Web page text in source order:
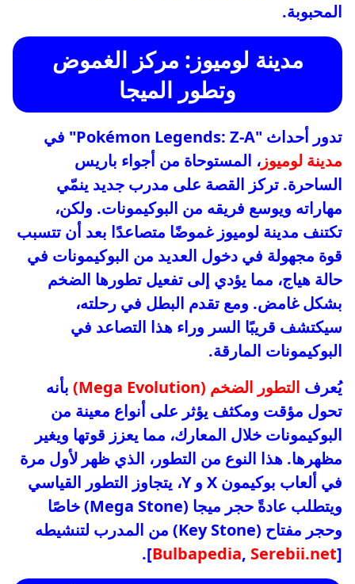
المحبوبة.
مدينة لوميوز: مركز الغموض
وتطور الميجا
تدور أحداث "Pokémon Legends: Z-A" في
مدينة لوميوز، المستوحاة من أجواء باريس
الساحرة. تركز القصة على مدرب جديد ينمّي
مهاراته ويوسع فريقه من البوكيمونات. ولكن،
تكتنف مدينة لوميوز غموضًا متصاعدًا بعد أن تتسبب
قوة مجهولة في دخول العديد من البوكيمونات في
حالة هياج، مما يؤدي إلى تفعيل تطورها الضخم
بشكل غامض. ومع تقدم البطل في رحلته،
سيكتشف قريبًا السر وراء هذا التصاعد في
البوكيمونات المارقة.
يُعرف التطور الضخم (Mega Evolution)
بأنه
تحول مؤقت ومكثف يؤثر على أنواع معينة من
البوكيمونات خلال المعارك، مما يعزز قوتها ويغير
مظهرها. هذا النوع من التطور، الذي ظهر لأول مرة
في ألعاب بوكيمون X و Y، يتجاوز التطور القياسي
ويتطلب عادةً حجر ميجا (Mega Stone) خاصًا
وحجر مفتاح (Key Stone) من المدرب لتنشيطه
[
Bulbapedia, Serebii.net
].